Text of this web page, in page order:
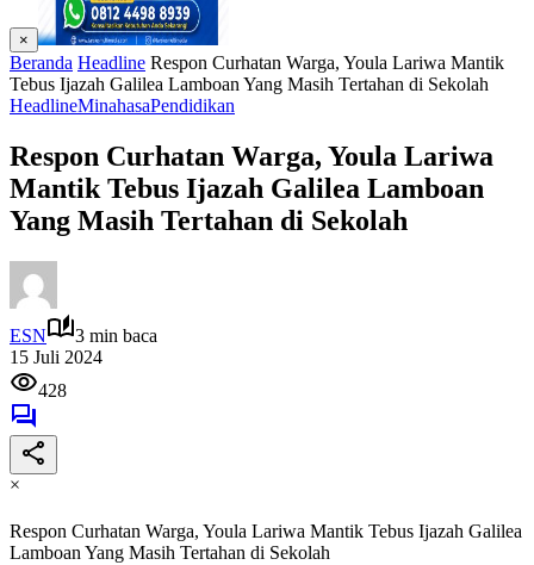
×
Beranda Headline Respon Curhatan Warga, Youla Lariwa Mantik
Tebus Ijazah Galilea Lamboan Yang Masih Tertahan di Sekolah
HeadlineMinahasaPendidikan
Respon Curhatan Warga, Youla Lariwa
Mantik Tebus Ijazah Galilea Lamboan
Yang Masih Tertahan di Sekolah
ESN
3 min baca
15 Juli 2024
428
×
Respon Curhatan Warga, Youla Lariwa Mantik Tebus Ijazah Galilea
Lamboan Yang Masih Tertahan di Sekolah